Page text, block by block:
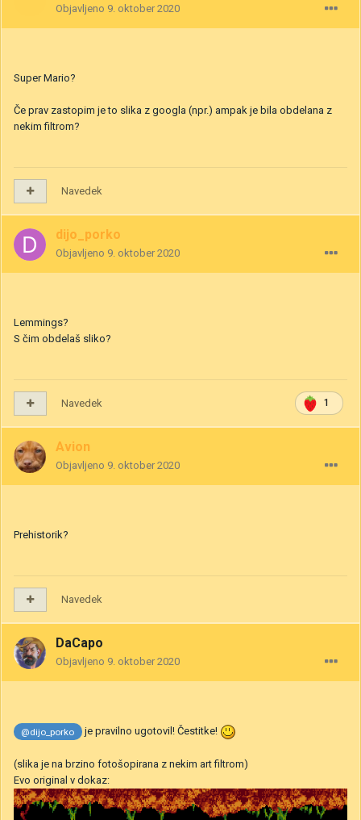
Objavljeno 9. oktober 2020
Super Mario?
Če prav zastopim je to slika z googla (npr.) ampak je bila obdelana z
nekim filtrom?
Navedek
dijo_porko
Objavljeno 9. oktober 2020
Lemmings?
S čim obdelaš sliko?
1
Navedek
Avion
Objavljeno 9. oktober 2020
Prehistorik?
Navedek
DaCapo
Objavljeno 9. oktober 2020
@dijo_porko je pravilno ugotovil! Čestitke!
(slika je na brzino fotošopirana z nekim art filtrom)
Evo original v dokaz: